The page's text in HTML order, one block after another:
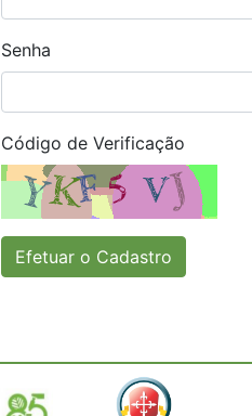
Senha
Código de Verificação
Efetuar o Cadastro